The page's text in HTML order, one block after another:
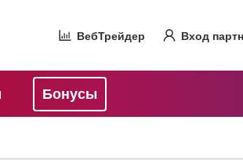
ВебТрейдер Вход
Бонусы